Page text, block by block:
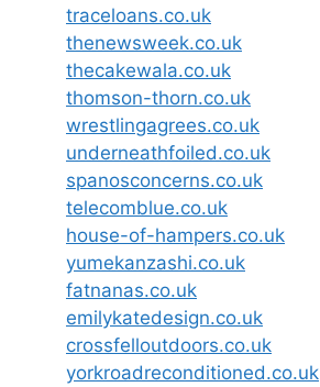
traceloans.co.uk
thenewsweek.co.uk
thecakewala.co.uk
thomson-thorn.co.uk
wrestlingagrees.co.uk
underneathfoiled.co.uk
spanosconcerns.co.uk
telecomblue.co.uk
house-of-hampers.co.uk
yumekanzashi.co.uk
fatnanas.co.uk
emilykatedesign.co.uk
crossfelloutdoors.co.uk
yorkroadreconditioned.co.uk